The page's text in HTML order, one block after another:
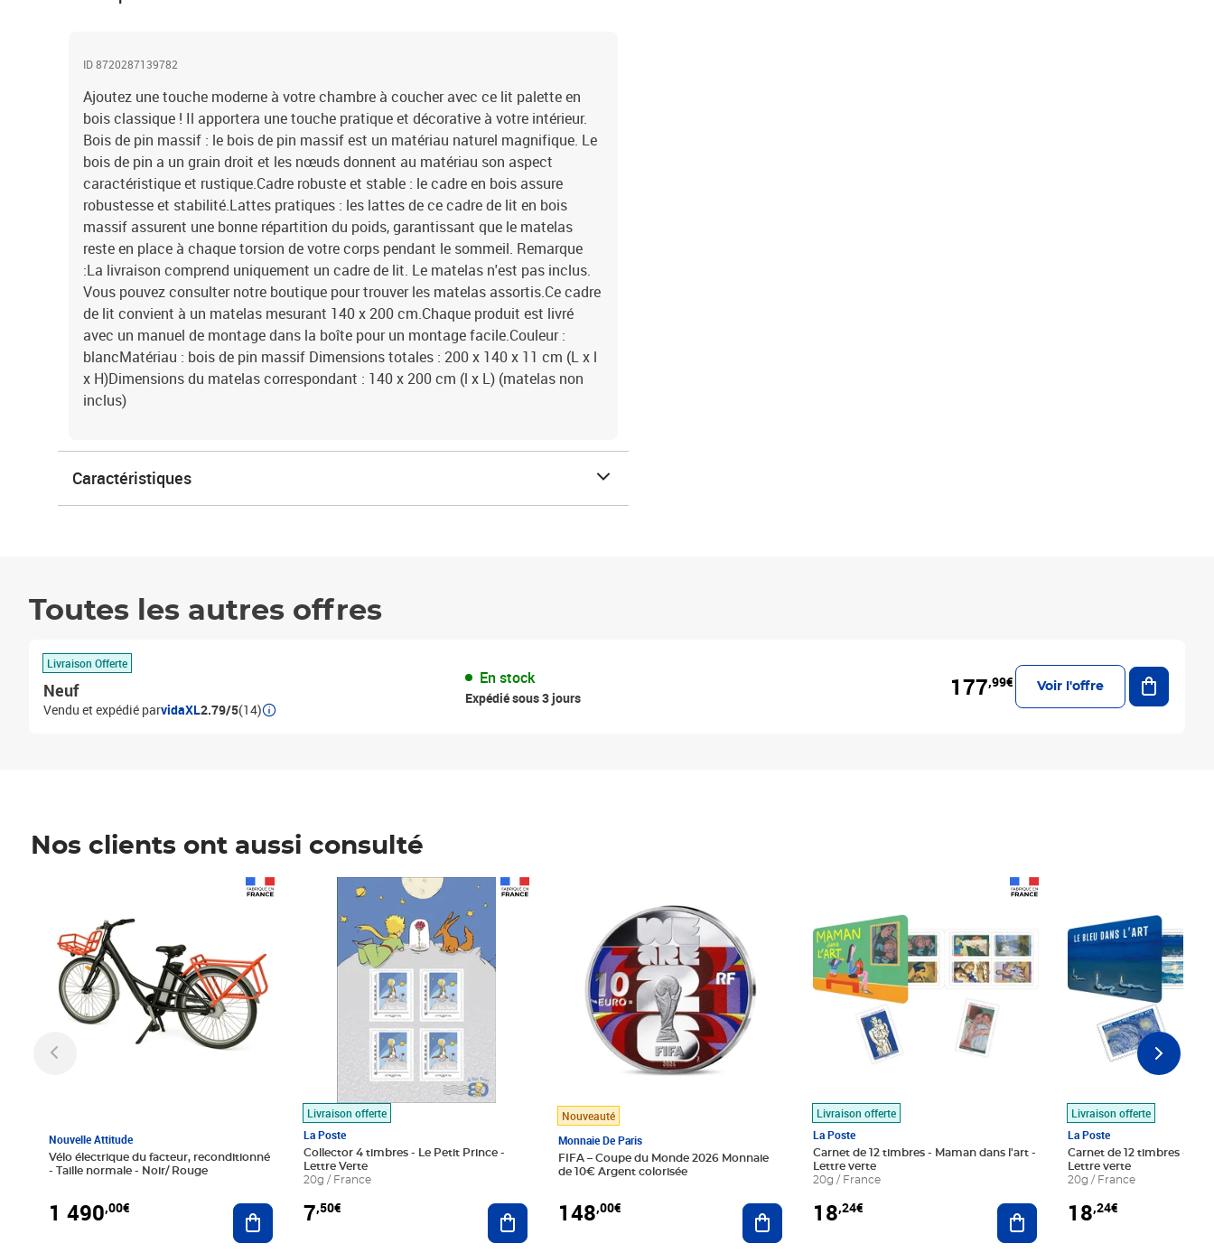
ID 8720287139782
Ajoutez une touche moderne à votre chambre à coucher avec ce lit palette en
bois classique ! Il apportera une touche pratique et décorative à votre intérieur.
Bois de pin massif : le bois de pin massif est un matériau naturel magnifique. Le
bois de pin a un grain droit et les nœuds donnent au matériau son aspect
caractéristique et rustique.Cadre robuste et stable : le cadre en bois assure
robustesse et stabilité.Lattes pratiques : les lattes de ce cadre de lit en bois
massif assurent une bonne répartition du poids, garantissant que le matelas
reste en place à chaque torsion de votre corps pendant le sommeil. Remarque
:La livraison comprend uniquement un cadre de lit. Le matelas n'est pas inclus.
Vous pouvez consulter notre boutique pour trouver les matelas assortis.Ce cadre
de lit convient à un matelas mesurant 140 x 200 cm.Chaque produit est livré
avec un manuel de montage dans la boîte pour un montage facile.Couleur :
blancMatériau : bois de pin massif Dimensions totales : 200 x 140 x 11 cm (L x l
x H)Dimensions du matelas correspondant : 140 x 200 cm (l x L) (matelas non
inclus)
Caractéristiques
Toutes les autres offres
Livraison Offerte
Neuf
Vendu et expédié parvidaXL2.79/5(14)
En stock
Expédié sous 3 jours 177,99€ Voir l'offre
Ajouter
Nos clients ont aussi consulté
Nouvelle Attitude
Vélo électrique du facteur, reconditionné
- Taille normale - Noir/ Rouge
1 490,00€ Ajouter au panier
Livraison offerte
La Poste
Collector 4 timbres - Le Petit Prince -
Lettre Verte
20g / France
7,50€
Prix 7,50€
Ajouter au panier
Nouveauté
Monnaie De Paris
FIFA – Coupe du Monde 2026 Monnaie
de 10€ Argent colorisée
148,00€ Ajouter au panier
Livraison offerte
La Poste
Carnet de 12 timbres - Maman dans l'art -
Lettre verte
20g / France
18,24€ Ajouter au panier
Livraison offerte
La Poste
Carnet de 12 timbres - Le
Lettre verte
20g / France
18,24€